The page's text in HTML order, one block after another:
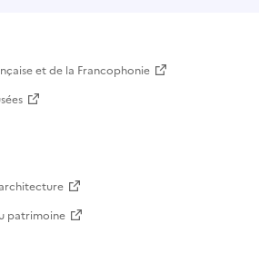
et de la Francophonie
patrimoine